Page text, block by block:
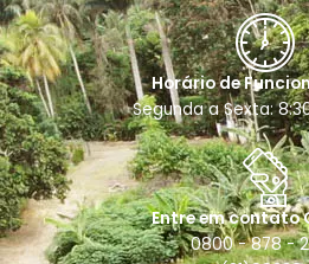
Horário de
Segunda a Sexta:
Entre em contato
0800 - 878 -